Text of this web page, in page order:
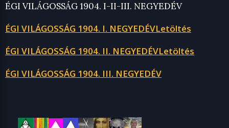
ÉGI VILÁGOSSÁG 1904. I-II-III. NEGYEDÉV
ÉGI VILÁGOSSÁG 1904. I. NEGYEDÉVLetöltés
ÉGI VILÁGOSSÁG 1904. II. NEGYEDÉVLetöltés
ÉGI VILÁGOSSÁG 1904. III. NEGYEDÉV